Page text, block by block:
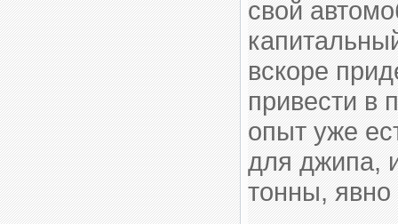
свой
вскоре
привести в
опыт уже
для джипа,
тонны, явно